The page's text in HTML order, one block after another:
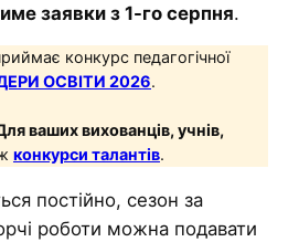
заявки з 1-го серпня.
конкурс педагогічної
ОСВІТИ 2026.
ваших вихованців, учнів,
конкурси талантів.
постійно, сезон за
роботи можна подавати